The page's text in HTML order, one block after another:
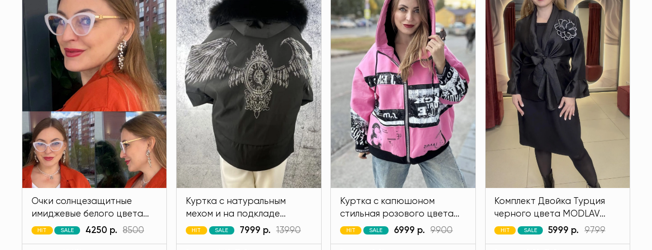
Очки солнцезащитные
имиджевые белого цвета
MODLAV ML6696-1
HIT SALE 4250 р. 8500
Куртка с натуральным
мехом и на подкладе
кролик черного цвета
HIT SALE 7999 р. 13990
Куртка с капюшоном
стильная розового цвета
MODLAV ML6397-26
HIT SALE 6999 р. 9900
Комплект Двойка Турция
черного цвета MODLAV
ML6377-13
HIT SALE 5999 р. 9799